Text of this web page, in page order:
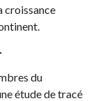
croissance
du
étude de tracé